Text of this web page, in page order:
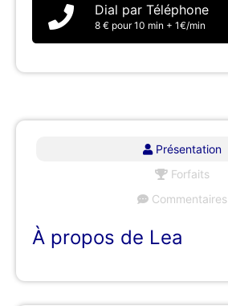
Présentation
Forfaits
Commentaires
À propos de Lea
Dial par Téléphone
8 € pour 10 min + 1€/min